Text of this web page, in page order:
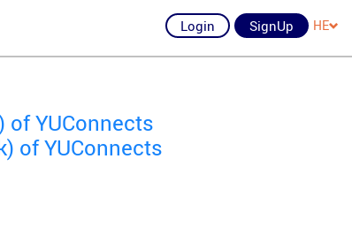
Login SignUp HE
of YUConnects
of YUConnects